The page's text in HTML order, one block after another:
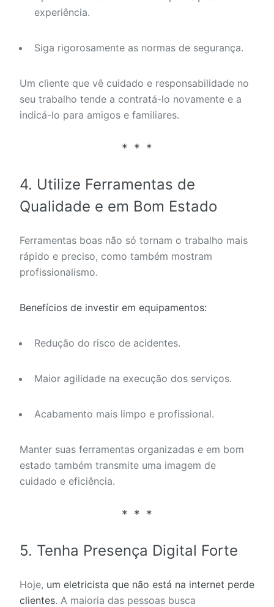
experiência.
Siga rigorosamente as normas de segurança.
Um cliente que vê cuidado e responsabilidade no
seu trabalho tende a contratá-lo novamente e a
indicá-lo para amigos e familiares.
4. Utilize Ferramentas de
Qualidade e em Bom Estado
Ferramentas boas não só tornam o trabalho mais
rápido e preciso, como também mostram
profissionalismo.
Benefícios de investir em equipamentos:
Redução do risco de acidentes.
Maior agilidade na execução dos serviços.
Acabamento mais limpo e profissional.
Manter suas ferramentas organizadas e em bom
estado também transmite uma imagem de
cuidado e eficiência.
5. Tenha Presença Digital Forte
Hoje, um eletricista que não está na internet perde
clientes. A maioria das pessoas busca